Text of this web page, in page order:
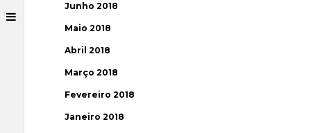
Junho 2018
Maio 2018
Abril 2018
Março 2018
Fevereiro 2018
Janeiro 2018